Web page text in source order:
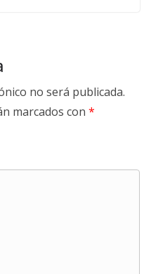
no será publicada.
marcados con *